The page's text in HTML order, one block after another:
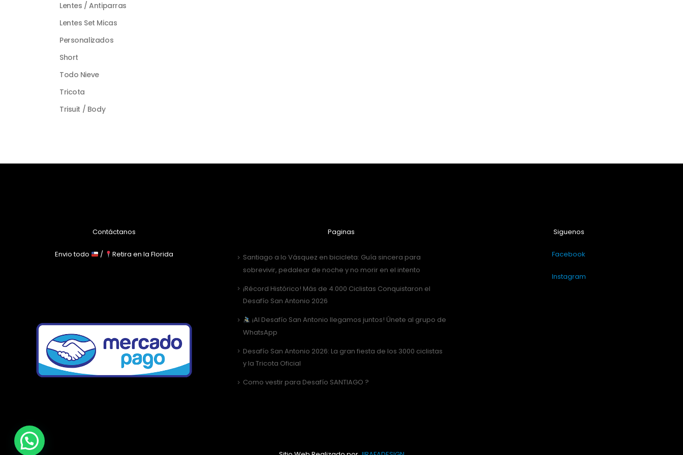
Lentes / Antiparras
Lentes Set Micas
Personalizados
Short
Todo Nieve
Tricota
Trisuit / Body
Contáctanos
Envio todo / Retira en la Florida
Paginas
Santiago a lo Vásquez en bicicleta: Guía sincera para
sobrevivir, pedalear de noche y no morir en el intento
¡Récord Histórico! Más de 4.000 Ciclistas Conquistaron el
Desafío San Antonio 2026
¡Al Desafío San Antonio llegamos juntos! Únete al grupo de
WhatsApp
Desafío San Antonio 2026: La gran fiesta de los 3000 ciclistas
y la Tricota Oficial
Como vestir para Desafío SANTIAGO ?
Siguenos
Facebook
Instagram